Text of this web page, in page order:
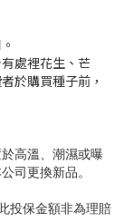
處裡花生、芒
於購買種子前，
高溫、潮濕或曝
司更換新品。
投保金額非為理賠